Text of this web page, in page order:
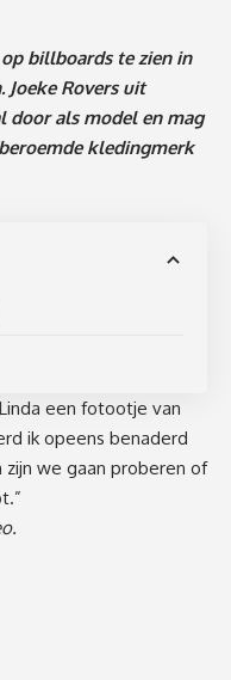
billboards te zien in
Joeke Rovers uit
door als model en mag
kledingmerk
een fotootje van
ik opeens benaderd
zijn we gaan proberen of